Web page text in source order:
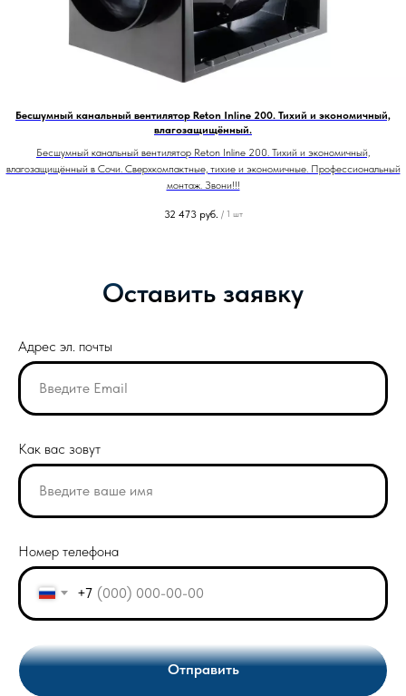
Бесшумный канальный вентилятор Reton Inline 200. Тихий и экономичный,
влагозащищённый.
Бесшумный канальный вентилятор Reton Inline 200. Тихий и экономичный,
влагозащищённый в Сочи. Сверхкомпактные, тихие и экономичные. Профессиональный
монтаж. Звони!!!
32 473 руб. / 1 шт
Оставить заявку
Адрес эл. почты
Как вас зовут
Номер телефона
+7
Отправить